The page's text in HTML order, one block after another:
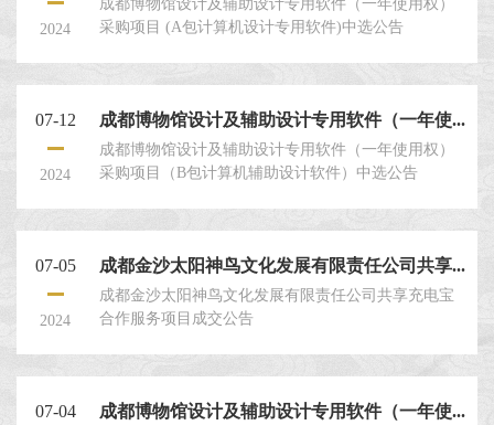
2024
成都博物馆设计及辅助设计专用软件（一年使用权）
采购项目 (A包计算机设计专用软件)中选公告
07-12
2024
成都博物馆设计及辅助设计专用软件（一年使...
成都博物馆设计及辅助设计专用软件（一年使用权）
采购项目（B包计算机辅助设计软件）中选公告
07-05
2024
成都金沙太阳神鸟文化发展有限责任公司共享...
成都金沙太阳神鸟文化发展有限责任公司共享充电宝
合作服务项目成交公告
07-04 成都博物馆设计及辅助设计专用软件（一年使...